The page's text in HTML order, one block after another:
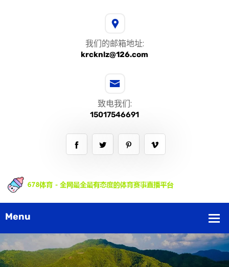
我们的邮箱地址:
krcknlz@126.com
致电我们:
15017546691